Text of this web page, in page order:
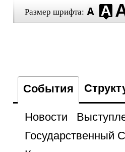
Размер шрифта:
События
Новости
Государственный